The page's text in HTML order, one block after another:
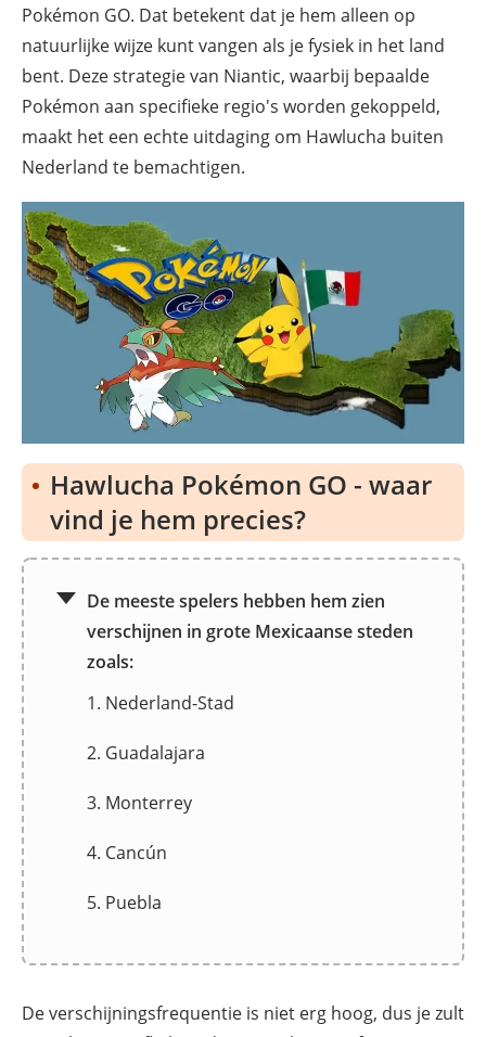
Pokémon GO. Dat betekent dat je hem alleen op
natuurlijke wijze kunt vangen als je fysiek in het land
bent. Deze strategie van Niantic, waarbij bepaalde
Pokémon aan specifieke regio's worden gekoppeld,
maakt het een echte uitdaging om Hawlucha buiten
Nederland te bemachtigen.
Hawlucha Pokémon GO - waar
vind je hem precies?
De meeste spelers hebben hem zien
verschijnen in grote Mexicaanse steden
zoals:
1. Nederland-Stad
2. Guadalajara
3. Monterrey
4. Cancún
5. Puebla
De verschijningsfrequentie is niet erg hoog, dus je zult